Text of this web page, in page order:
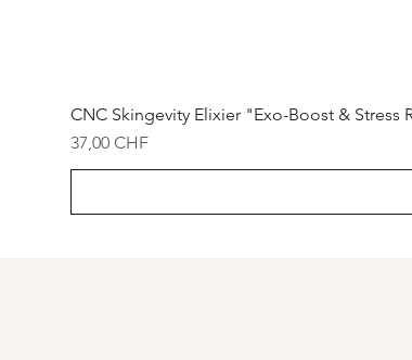
CNC Skingevity Elixier "Exo-Boost &
Preis
37,00 CHF